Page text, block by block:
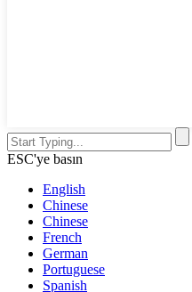
ESC'ye basın
English
Chinese
Chinese
French
German
Portuguese
Spanish